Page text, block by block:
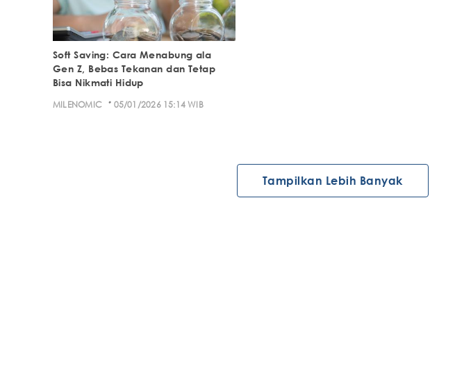
Soft Saving: Cara Menabung ala
Gen Z, Bebas Tekanan dan Tetap
Bisa Nikmati Hidup
MILENOMIC · 05/01/2026 15:14 WIB
Tampilkan Lebih Banyak